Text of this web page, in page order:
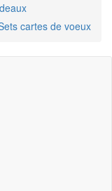
cartes de voeux